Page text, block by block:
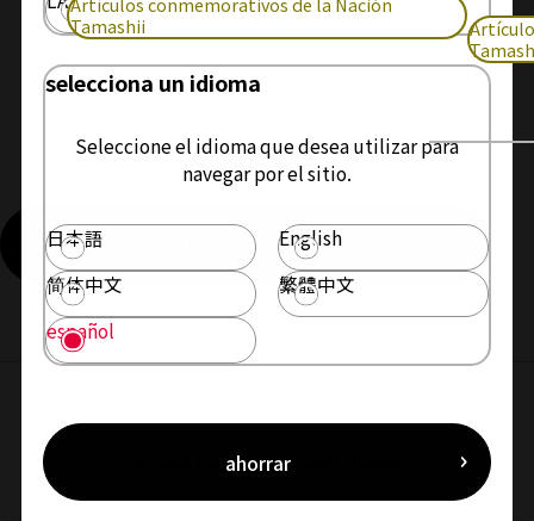
Tamashii
Ver más productos relacionados con la marca
Eventos relacionados
selecciona un idioma
Seleccione el idioma que desea utilizar para
navegar por el sitio.
日本語
English
简体中文
繁體中文
español
ahorrar